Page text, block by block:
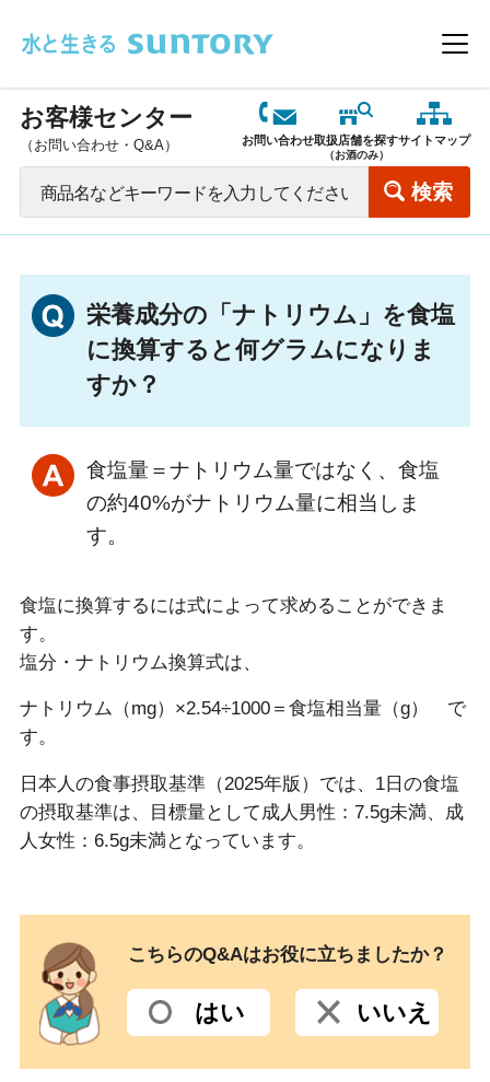
メ
お客様センター
（お問い合わせ・Q&A） お問い合わせ取扱店舗を探す
（お酒のみ）
サイトマップ
栄養成分の「ナトリウム」を食塩
に換算すると何グラムになりま
すか？
食塩量＝ナトリウム量ではなく、食塩
の約40%がナトリウム量に相当しま
す。
食塩に換算するには式によって求めることができま
す。
塩分・ナトリウム換算式は、
ナトリウム（mg）×2.54÷1000＝食塩相当量（g） で
す。
日本人の食事摂取基準（2025年版）では、1日の食塩
の摂取基準は、目標量として成人男性：7.5g未満、成
人女性：6.5g未満となっています。
こちらのQ&Aはお役に立ちましたか？
はい いいえ